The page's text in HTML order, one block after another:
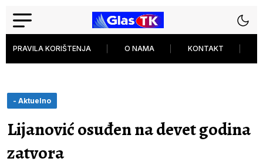
PRAVILA KORIŠTENJA O NAMA KONTAKT
- Aktuelno
Lijanović osuđen na devet godina
zatvora